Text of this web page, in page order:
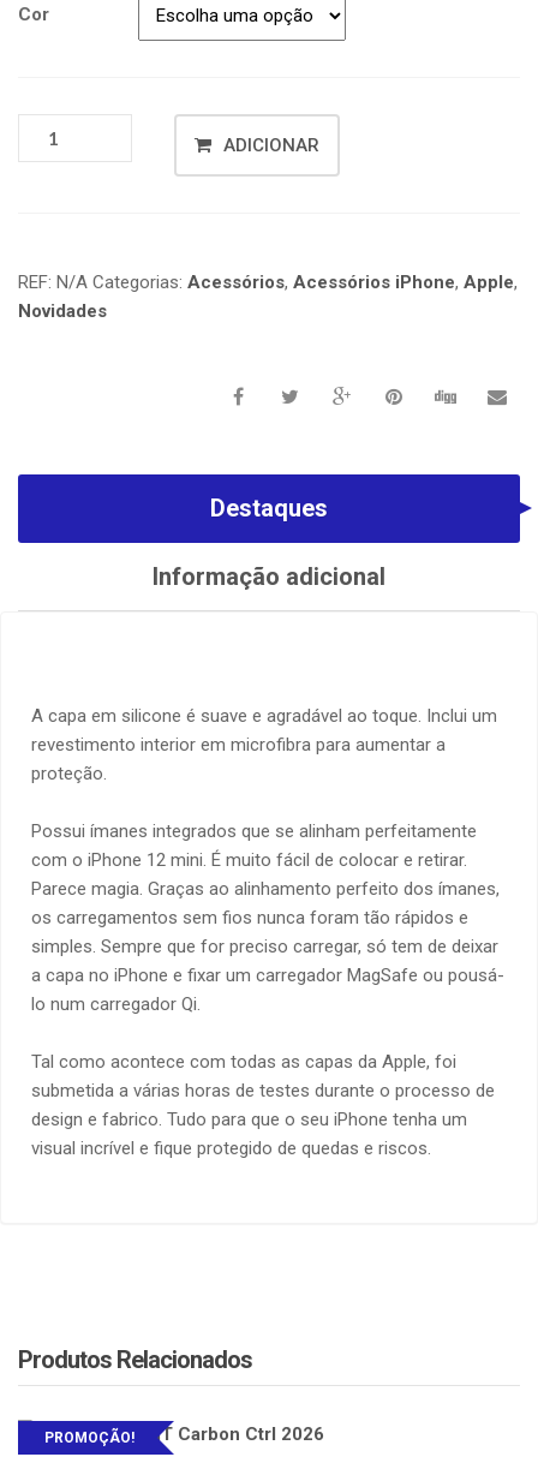
Cor
ADICIONAR
REF: N/A Categorias: Acessórios, Acessórios iPhone, Apple,
Novidades
Destaques
Informação adicional
A capa em silicone é suave e agradável ao toque. Inclui um
revestimento interior em microfibra para aumentar a
proteção.
Possui ímanes integrados que se alinham perfeitamente
com o iPhone 12 mini. É muito fácil de colocar e retirar.
Parece magia. Graças ao alinhamento perfeito dos ímanes,
os carregamentos sem fios nunca foram tão rápidos e
simples. Sempre que for preciso carregar, só tem de deixar
a capa no iPhone e fixar um carregador MagSafe ou pousá-
lo num carregador Qi.
Tal como acontece com todas as capas da Apple, foi
submetida a várias horas de testes durante o processo de
design e fabrico. Tudo para que o seu iPhone tenha um
visual incrível e fique protegido de quedas e riscos.
Produtos Relacionados
PROMOÇÃO!